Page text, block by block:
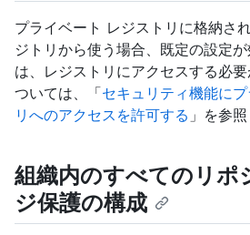
プライベート レジストリに格納さ
ジトリから使う場合、既定の設定
は、レジストリにアクセスする必
ついては、「セキュリティ機能に
リへのアクセスを許可する 」を参
組織内のすべてのリポ
ジ保護の構成